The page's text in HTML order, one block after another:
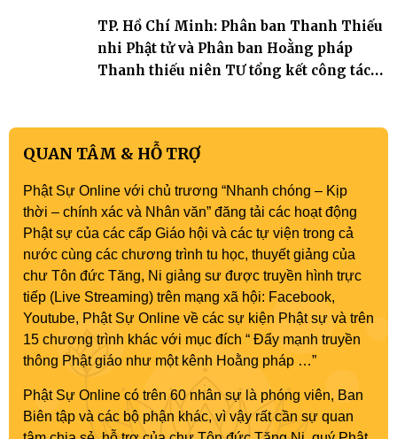
TP. Hồ Chí Minh: Phân ban Thanh Thiếu
nhi Phật tử và Phân ban Hoằng pháp
Thanh thiếu niên TƯ tổng kết công tác
QUAN TÂM & HỖ TRỢ
Phật Sự Online với chủ trương “Nhanh chóng – Kịp
thời – chính xác và Nhân văn” đăng tải các hoạt động
Phật sự của các cấp Giáo hội và các tự viện trong cả
nước cùng các chương trình tu học, thuyết giảng của
chư Tôn đức Tăng, Ni giảng sư được truyền hình trực
tiếp (Live Streaming) trên mạng xã hội: Facebook,
Youtube, Phật Sự Online về các sự kiện Phật sự và trên
15 chương trình khác với mục đích “ Đẩy mạnh truyền
thông Phật giáo như một kênh Hoằng pháp …”
Phật Sự Online có trên 60 nhân sự là phóng viên, Ban
Biên tập và các bộ phận khác, vì vậy rất cần sự quan